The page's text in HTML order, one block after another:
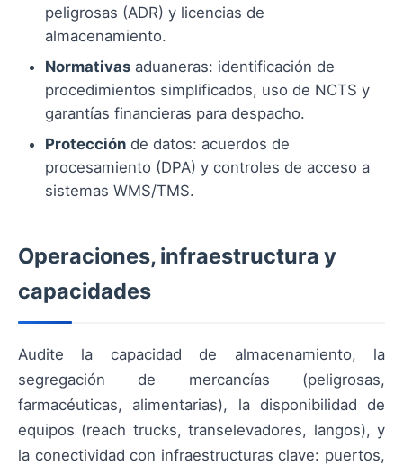
peligrosas (ADR) y licencias de
almacenamiento.
Normativas aduaneras: identificación de
procedimientos simplificados, uso de NCTS y
garantías financieras para despacho.
Protección de datos: acuerdos de
procesamiento (DPA) y controles de acceso a
sistemas WMS/TMS.
Operaciones, infraestructura y
capacidades
Audite la capacidad de almacenamiento, la
segregación de mercancías (peligrosas,
farmacéuticas, alimentarias), la disponibilidad de
equipos (reach trucks, transelevadores, langos), y
la conectividad con infraestructuras clave: puertos,